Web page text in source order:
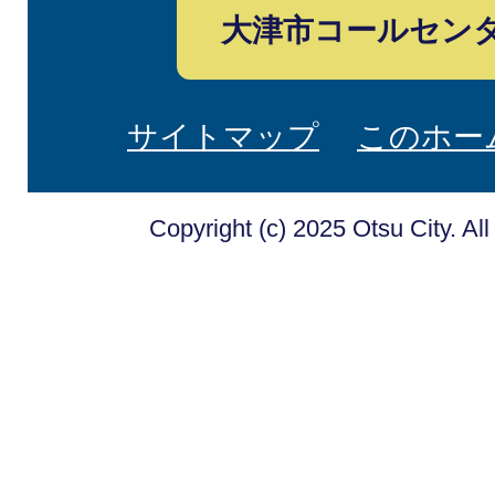
大津市コールセン
サイトマップ このホ
Copyright (c) 2025 Otsu City.